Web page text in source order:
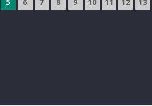
5 6 7 8 9 10 11 12 13